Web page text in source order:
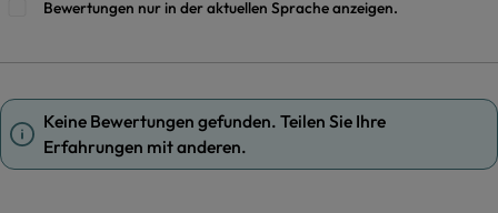
Bewertungen nur in der aktuellen Sprache anzeigen.
Keine Bewertungen gefunden. Teilen Sie Ihre
Erfahrungen mit anderen.